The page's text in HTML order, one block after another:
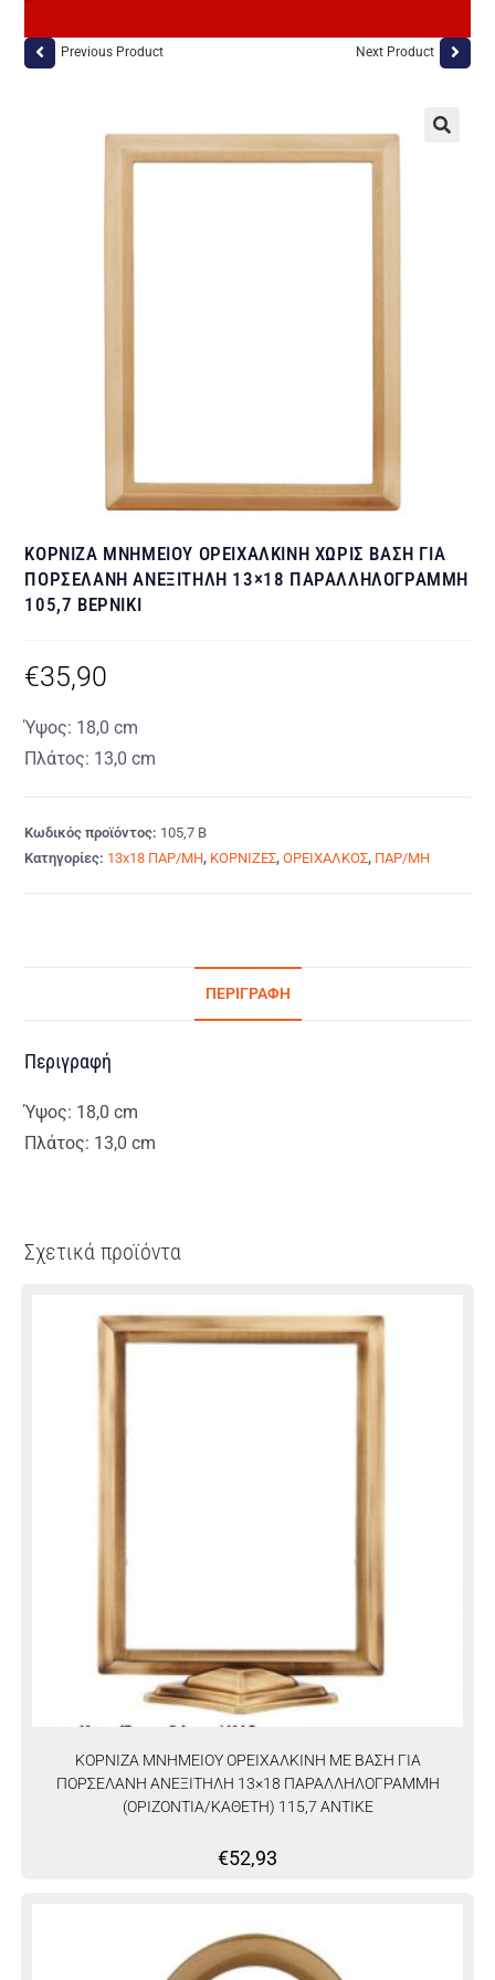
Previous Product Next Product
ΚΟΡΝΙΖΑ ΜΝΗΜΕΙΟΥ ΟΡΕΙΧΑΛΚΙΝΗ ΧΩΡΙΣ ΒΑΣΗ ΓΙΑ
ΠΟΡΣΕΛΑΝΗ ΑΝΕΞΙΤΗΛΗ 13×18 ΠΑΡΑΛΛΗΛΟΓΡΑΜΜΗ
105,7 ΒΕΡΝΙΚΙ
€35,90
Ύψος: 18,0 cm
Πλάτος: 13,0 cm
Κωδικός προϊόντος: 105,7 Β
Κατηγορίες: 13x18 ΠΑΡ/ΜΗ, ΚΟΡΝΙΖΕΣ,ΟΡΕΙΧΑΛΚΟΣ, ΠΑΡ/ΜΗ
ΠΕΡΙΓΡΑΦΉ
Περιγραφή
Ύψος: 18,0 cm
Πλάτος: 13,0 cm
Σχετικά προϊόντα
ΚΟΡΝΙΖΑ ΜΝΗΜΕΙΟΥ ΟΡΕΙΧΑΛΚΙΝΗ ΜΕ ΒΑΣΗ ΓΙΑ
ΠΟΡΣΕΛΑΝΗ ΑΝΕΞΙΤΗΛΗ 13×18 ΠΑΡΑΛΛΗΛΟΓΡΑΜΜΗ
(ΟΡΙΖΟΝΤΙΑ/ΚΑΘΕΤΗ) 115,7 ΑΝΤΙΚΕ
€52,93